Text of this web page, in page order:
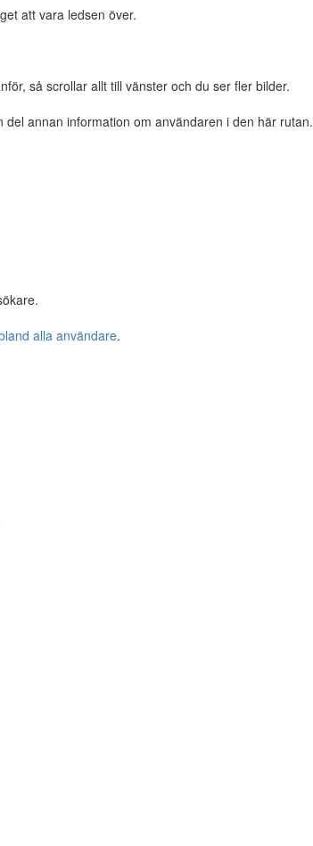
att vara ledsen över.
så scrollar allt till vänster och du ser fler bilder.
annan information om användaren i den här rutan.
alla användare.